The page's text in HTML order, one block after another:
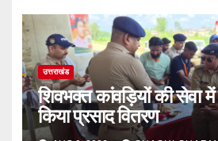
उत्तराखंड
शिवभक्त कांवड़ियों की सेवा
किया प्रसाद वितरण